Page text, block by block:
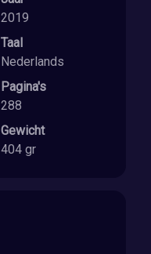
2019
Taal
Nederlands
Pagina's
288
Gewicht
404 gr